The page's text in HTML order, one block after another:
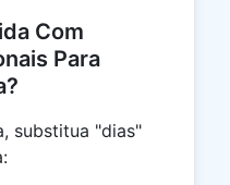
Com
Para
substitua "dias"